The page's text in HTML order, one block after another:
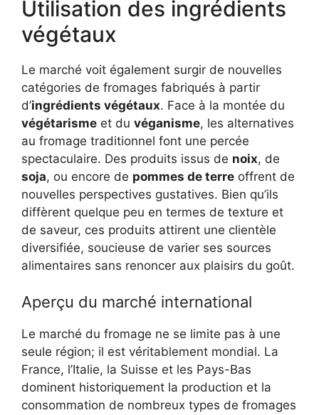
Utilisation des ingrédients
végétaux
Le marché voit également surgir de nouvelles
catégories de fromages fabriqués à partir
d’ingrédients végétaux. Face à la montée du
végétarisme et du véganisme, les alternatives
au fromage traditionnel font une percée
spectaculaire. Des produits issus de noix, de
soja, ou encore de pommes de terre offrent de
nouvelles perspectives gustatives. Bien qu’ils
diffèrent quelque peu en termes de texture et
de saveur, ces produits attirent une clientèle
diversifiée, soucieuse de varier ses sources
alimentaires sans renoncer aux plaisirs du goût.
Aperçu du marché international
Le marché du fromage ne se limite pas à une
seule région; il est véritablement mondial. La
France, l’Italie, la Suisse et les Pays-Bas
dominent historiquement la production et la
consommation de nombreux types de fromages